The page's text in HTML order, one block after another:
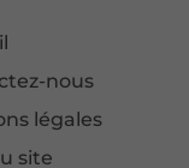
nous
légales
site